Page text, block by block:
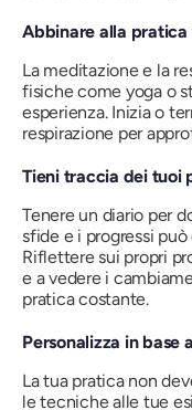
Abbinare alla pratica
La meditazione e la
fisiche come yoga o
esperienza. Inizia o
respirazione per
Tieni traccia dei tuoi
Tenere un diario per
sfide e i progressi
Riflettere sui propri
e a vedere i
pratica costante.
Personalizza in base
La tua pratica non
le tecniche alle tue